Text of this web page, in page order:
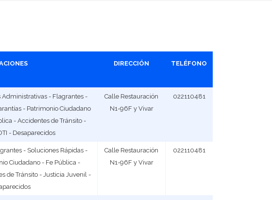
DIRECCIÓN TELÉFONO
- Flagrantes -
- Patrimonio Ciudadano
- Accidentes de Tránsito -
- Desaparecidos
Calle Restauración
N1-96F y Vivar
022110481
- Soluciones Rápidas -
Ciudadano - Fe Pública -
de Tránsito - Justicia Juvenil -
Calle Restauración
N1-96F y Vivar
022110481